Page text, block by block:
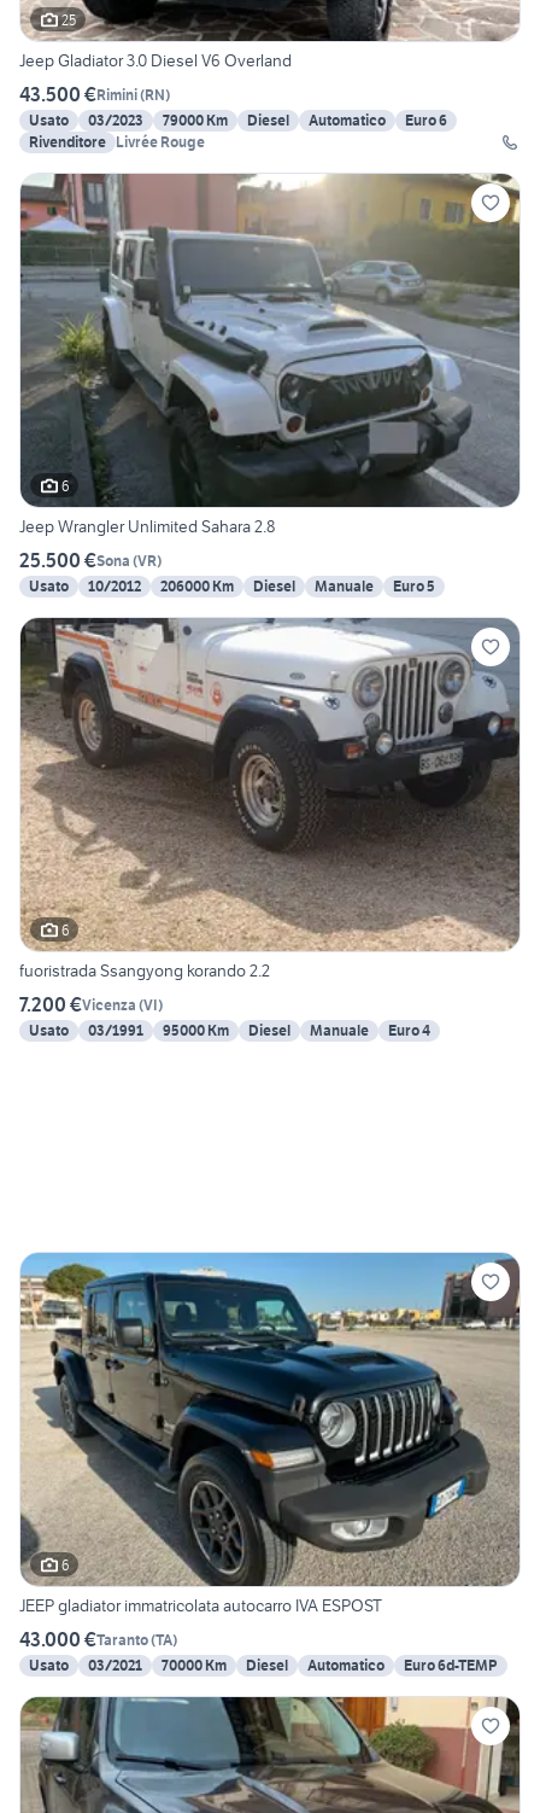
25
Jeep Gladiator 3.0 Diesel V6 Overland
43.500 €Rimini(RN)
Usato
03/2023 79000 Km Diesel Automatico
Euro 6
Rivenditore Livrée Rouge
6
Jeep Wrangler Unlimited Sahara 2.8
25.500 €Sona (VR)
Usato
10/2012 206000 Km Diesel Manuale Euro 5
6
fuoristrada Ssangyong korando 2.2
7.200 €Vicenza (VI)
Usato
03/1991 95000 Km Diesel Manuale Euro 4
6
JEEP gladiator immatricolata autocarro IVA ESPOST
43.000 €Taranto(TA)
Usato
03/2021 70000 Km Diesel Automatico Euro 6d-TEMP